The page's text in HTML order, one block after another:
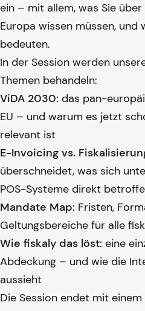
ein – mit allem, was Sie
Europa wissen müssen,
bedeuten.
In der Session werden
Themen behandeln:
ViDA 2030: das pan-
EU – und warum es jetzt
relevant ist
E-Invoicing vs.
überschneidet, was sich
POS-Systeme direkt
Mandate Map: Fristen,
Geltungsbereiche für alle
Wie fiskaly das löst: eine
Abdeckung – und wie die
aussieht
Die Session endet mit